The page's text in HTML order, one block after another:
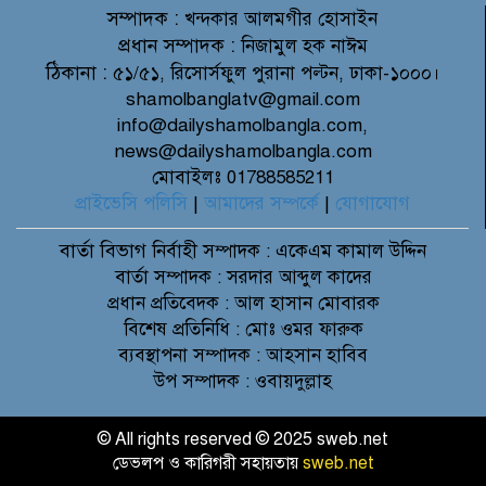
সম্পাদক : খন্দকার আলমগীর হোসাইন
প্রধান সম্পাদক : নিজামুল হক নাঈম
ঠিকানা : ৫১/৫১, রিসোর্সফুল পুরানা পল্টন, ঢাকা-১০০০।
shamolbanglatv@gmail.com
info@dailyshamolbangla.com,
news@dailyshamolbangla.com
মোবাইলঃ 01788585211
প্রাইভেসি পলিসি | আমাদের সম্পর্কে | যোগাযোগ
বার্তা বিভাগনির্বাহী সম্পাদক : একেএম কামাল উদ্দিন
বার্তা সম্পাদক : সরদার আব্দুল কাদের
প্রধান প্রতিবেদক : আল হাসান মোবারক
বিশেষ প্রতিনিধি : মোঃ ওমর ফারুক
ব্যবস্থাপনা সম্পাদক : আহসান হাবিব
উপ সম্পাদক : ওবায়দুল্লাহ
© All rights reserved © 2025 sweb.net
ডেভলপ ও কারিগরী সহায়তায়sweb.net